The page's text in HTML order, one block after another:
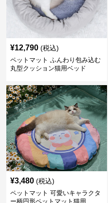
¥12,790 (税込)
ペットマット ふんわり包み込む
丸型クッション猫用ベッド
¥3,480 (税込)
ペットマット 可愛いキャラクタ
ー柄円形ペットマット猫用